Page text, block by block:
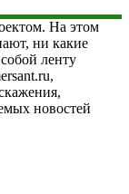
На этом
ни какие
ленту
новостей